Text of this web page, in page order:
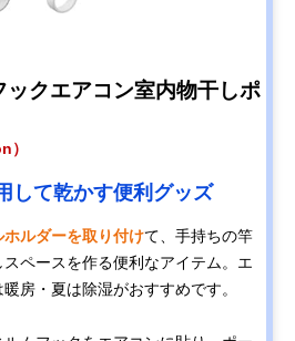
ックエアコン室内物干しポ
）
して乾かす便利グッズ
ルダーを取り付けて、手持ちの竿
ペースを作る便利なアイテム。エ
房・夏は除湿がおすすめです。